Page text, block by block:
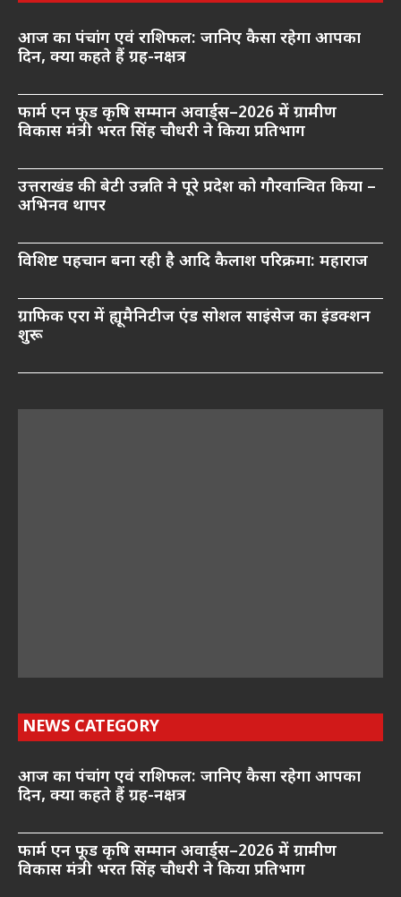
आज का पंचांग एवं राशिफल: जानिए कैसा रहेगा आपका
दिन, क्या कहते हैं ग्रह-नक्षत्र
फार्म एन फूड कृषि सम्मान अवार्ड्स–2026 में ग्रामीण
विकास मंत्री भरत सिंह चौधरी ने किया प्रतिभाग
उत्तराखंड की बेटी उन्नति ने पूरे प्रदेश को गौरवान्वित किया –
अभिनव थापर
विशिष्ट पहचान बना रही है आदि कैलाश परिक्रमा: महाराज
ग्राफिक एरा में ह्यूमैनिटीज एंड सोशल साइंसेज का इंडक्शन
शुरू
NEWS CATEGORY
आज का पंचांग एवं राशिफल: जानिए कैसा रहेगा आपका
दिन, क्या कहते हैं ग्रह-नक्षत्र
फार्म एन फूड कृषि सम्मान अवार्ड्स–2026 में ग्रामीण
विकास मंत्री भरत सिंह चौधरी ने किया प्रतिभाग